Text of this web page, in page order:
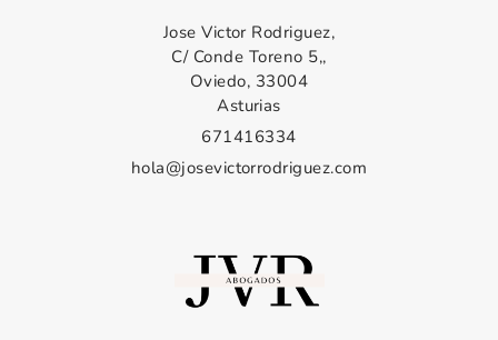
Jose Victor Rodriguez,
C/ Conde Toreno 5,,
Oviedo, 33004
Asturias
671416334
hola@josevictorrodriguez.com